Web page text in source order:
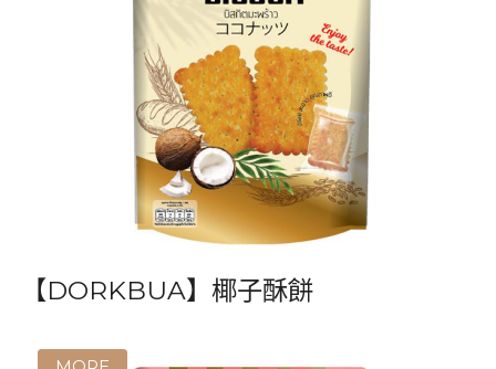
【DORKBUA】椰子酥餅